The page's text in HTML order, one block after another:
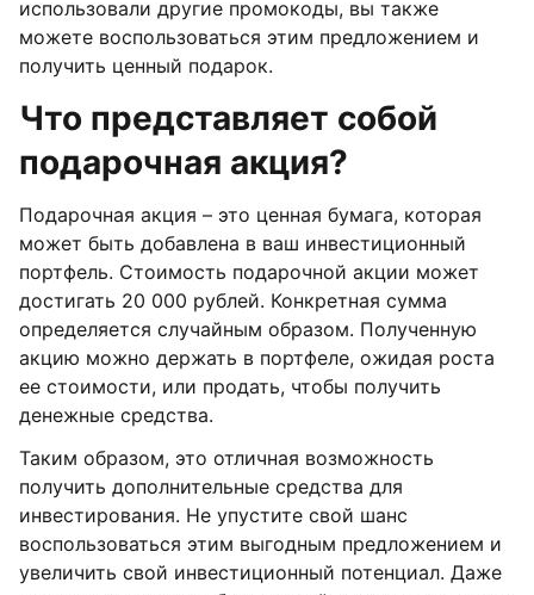
использовали другие промокоды, вы также
можете воспользоваться этим предложением и
получить ценный подарок.
Что представляет собой
подарочная акция?
Подарочная акция – это ценная бумага, которая
может быть добавлена в ваш инвестиционный
портфель. Стоимость подарочной акции может
достигать 20 000 рублей. Конкретная сумма
определяется случайным образом. Полученную
акцию можно держать в портфеле, ожидая роста
ее стоимости, или продать, чтобы получить
денежные средства.
Таким образом, это отличная возможность
получить дополнительные средства для
инвестирования. Не упустите свой шанс
воспользоваться этим выгодным предложением и
увеличить свой инвестиционный потенциал. Даже